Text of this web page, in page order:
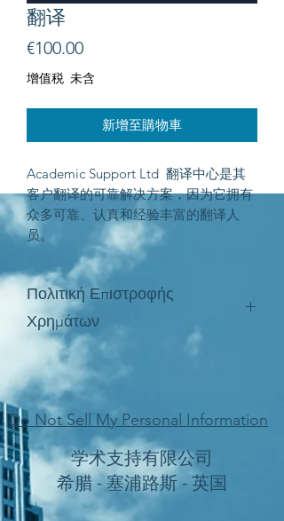
翻译
€100.00價
格
增值税 未含
新增至購物車
Academic Support Ltd 翻译中心是其
客户翻译的可靠解决方案，因为它拥有
众多可靠、认真和经验丰富的翻译人
员。
Πολιτική Επιστροφής
Χρημάτων
Η Academic Support εφαρμόζει
πολιτική επιστροφής χρημάτων στις
περιπτώσεις κατά τις οποίες ο πελάτης
αποδεικνύει με επικυρωμένο έγγραφο
οτι η υπηρεσία δεν πληροί τις τεθείσες
προδιαγραφές.
Do Not Sell My Personal Information
学术支持有限公司
希腊 - 塞浦路斯 - 英国